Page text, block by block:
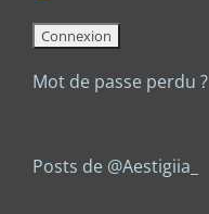
Mot de passe perdu ?
Posts de @Aestigiia_